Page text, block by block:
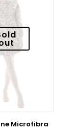
Microfibra